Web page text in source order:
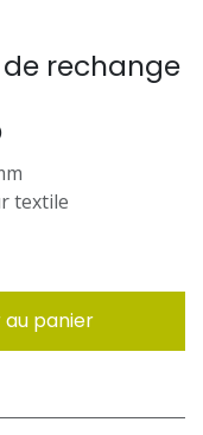
rechange
textile
panier